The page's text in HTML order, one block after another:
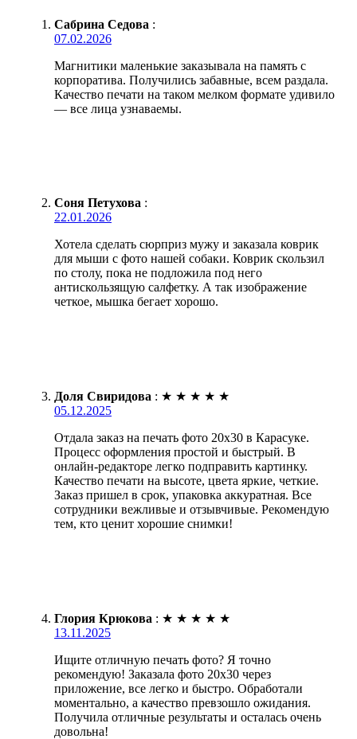
Сабрина Седова :
07.02.2026
Магнитики маленькие заказывала на память с
корпоратива. Получились забавные, всем раздала.
Качество печати на таком мелком формате удивило
— все лица узнаваемы.
Соня Петухова :
22.01.2026
Хотела сделать сюрприз мужу и заказала коврик
для мыши с фото нашей собаки. Коврик скользил
по столу, пока не подложила под него
антискользящую салфетку. А так изображение
четкое, мышка бегает хорошо.
Доля Свиридова : ★ ★ ★ ★ ★
05.12.2025
Отдала заказ на печать фото 20х30 в Карасуке.
Процесс оформления простой и быстрый. В
онлайн-редакторе легко подправить картинку.
Качество печати на высоте, цвета яркие, четкие.
Заказ пришел в срок, упаковка аккуратная. Все
сотрудники вежливые и отзывчивые. Рекомендую
тем, кто ценит хорошие снимки!
Глория Крюкова : ★ ★ ★ ★ ★
13.11.2025
Ищите отличную печать фото? Я точно
рекомендую! Заказала фото 20х30 через
приложение, все легко и быстро. Обработали
моментально, а качество превзошло ожидания.
Получила отличные результаты и осталась очень
довольна!